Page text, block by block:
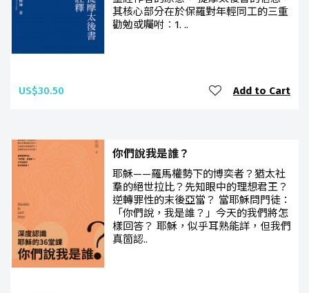
其核心部分在於保羅對年輕同工的三重
勸勉或囑咐︰1. ..
US$30.50 Add to Cart
你們說我是誰？
耶穌——羅馬權勢下的博奕者？猶太社
羣的絕世拉比？先知眼中的理想君王？
逆轉罪性的末後亞當？ 當耶穌問門徒：
「你們說，我是誰？」今天的我們將怎
樣回答？ 耶穌，似乎耳熟能詳，但我們
真箇認..